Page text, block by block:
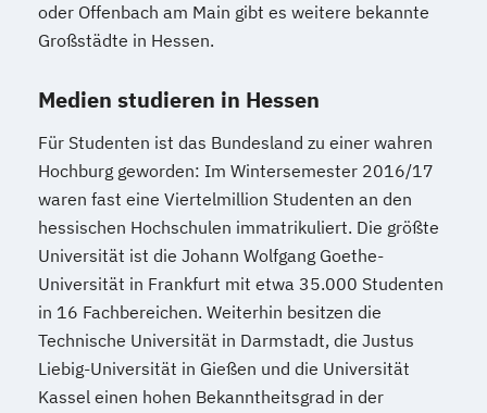
oder Offenbach am Main gibt es weitere bekannte
Großstädte in Hessen.
Medien studieren in Hessen
Für Studenten ist das Bundesland zu einer wahren
Hochburg geworden: Im Wintersemester 2016/17
waren fast eine Viertelmillion Studenten an den
hessischen Hochschulen immatrikuliert. Die größte
Universität ist die Johann Wolfgang Goethe-
Universität in Frankfurt mit etwa 35.000 Studenten
in 16 Fachbereichen. Weiterhin besitzen die
Technische Universität in Darmstadt, die Justus
Liebig-Universität in Gießen und die Universität
Kassel einen hohen Bekanntheitsgrad in der